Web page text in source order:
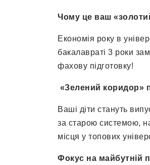
Чому це ваш
Економія року в
бакалавраті 3 роки
фахову підготовку!
«Зелений коридор»
Ваші діти стануть
за старою системою,
місця у топових
Фокус на майбутній